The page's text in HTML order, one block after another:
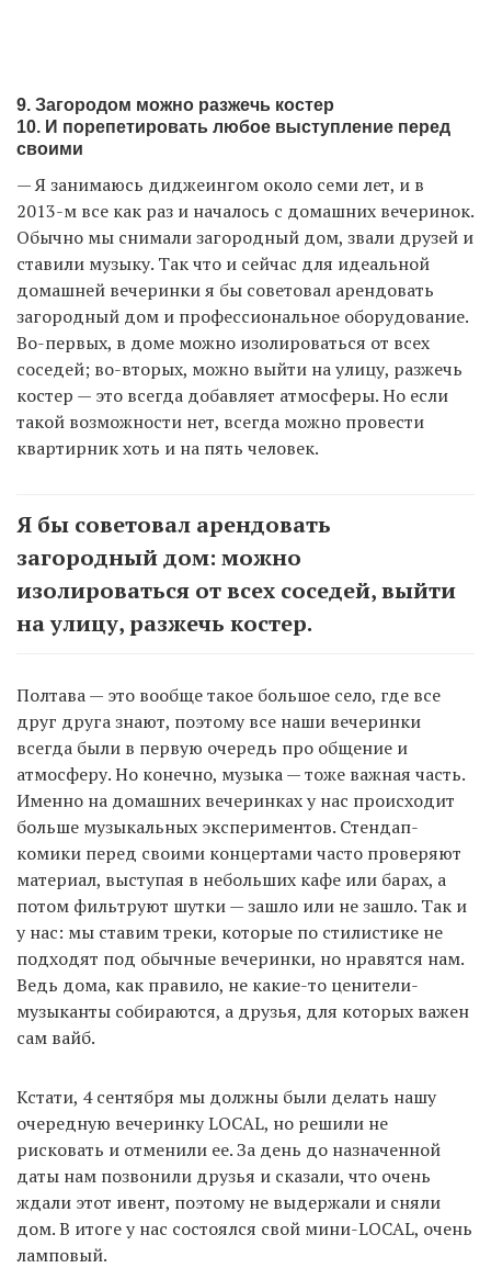
9. Загородом можно разжечь костер
10. И порепетировать любое выступление перед
своими
— Я занимаюсь диджеингом около семи лет, и в
2013-м все как раз и началось с домашних вечеринок.
Обычно мы снимали загородный дом, звали друзей и
ставили музыку. Так что и сейчас для идеальной
домашней вечеринки я бы советовал арендовать
загородный дом и профессиональное оборудование.
Во-первых, в доме можно изолироваться от всех
соседей; во-вторых, можно выйти на улицу, разжечь
костер — это всегда добавляет атмосферы. Но если
такой возможности нет, всегда можно провести
квартирник хоть и на пять человек.
Я бы советовал арендовать
загородный дом: можно
изолироваться от всех соседей, выйти
на улицу, разжечь костер.
Полтава — это вообще такое большое село, где все
друг друга знают, поэтому все наши вечеринки
всегда были в первую очередь про общение и
атмосферу. Но конечно, музыка — тоже важная часть.
Именно на домашних вечеринках у нас происходит
больше музыкальных экспериментов. Стендап-
комики перед своими концертами часто проверяют
материал, выступая в небольших кафе или барах, а
потом фильтруют шутки — зашло или не зашло. Так и
у нас: мы ставим треки, которые по стилистике не
подходят под обычные вечеринки, но нравятся нам.
Ведь дома, как правило, не какие-то ценители-
музыканты собираются, а друзья, для которых важен
сам вайб.
Кстати, 4 сентября мы должны были делать нашу
очередную вечеринку LOCAL, но решили не
рисковать и отменили ее. За день до назначенной
даты нам позвонили друзья и сказали, что очень
ждали этот ивент, поэтому не выдержали и сняли
дом. В итоге у нас состоялся свой мини-LOCAL, очень
ламповый.